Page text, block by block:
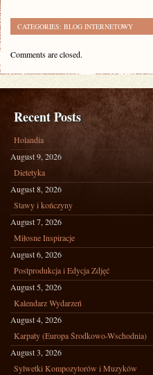
CATEGORIES: BLOG INTERNETOWY
Comments are closed.
Recent Posts
Holandia
August 9, 2026
Dietetyka
August 8, 2026
Stawy i kończyny
August 7, 2026
Miłosne Inspiracje
August 6, 2026
Postprodukcja i Edycja Zdjęć
August 5, 2026
Kalendarz Wydarzeń
August 4, 2026
Karpaty (Europa Środkowo-Wschodnia)
August 3, 2026
Sylwetki Kompozytorów i Muzyków